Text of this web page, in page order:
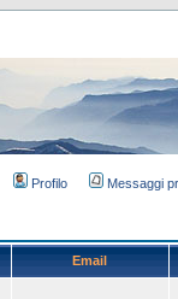
Profilo Messaggi
Email